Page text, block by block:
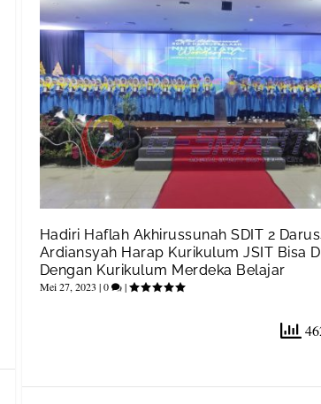
Hadiri Haflah Akhirussunah SDIT 2
Ardiansyah Harap Kurikulum JSIT Bisa
Dengan Kurikulum Merdeka Belajar
Mei 27, 2023 |0 |